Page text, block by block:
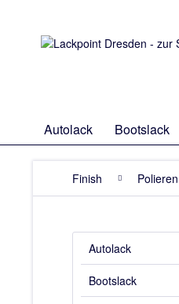
Autolack Bootslack
Finish
Autolack
Bootslack